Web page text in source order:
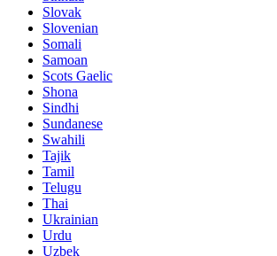
Slovak
Slovenian
Somali
Samoan
Scots Gaelic
Shona
Sindhi
Sundanese
Swahili
Tajik
Tamil
Telugu
Thai
Ukrainian
Urdu
Uzbek